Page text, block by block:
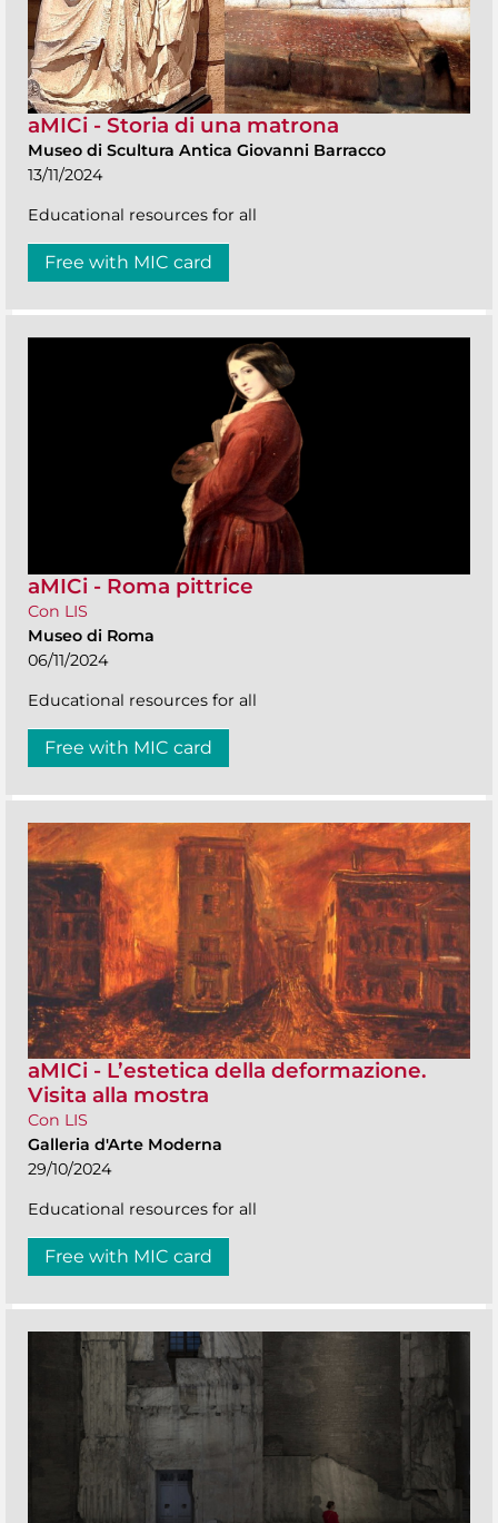
aMICi - Storia di una matrona
Museo di Scultura Antica Giovanni Barracco
13/11/2024
Educational resources for all
Free with MIC card
aMICi - Roma pittrice
Con LIS
Museo di Roma
06/11/2024
Educational resources for all
Free with MIC card
aMICi - L’estetica della deformazione.
Visita alla mostra
Con LIS
Galleria d'Arte Moderna
29/10/2024
Educational resources for all
Free with MIC card